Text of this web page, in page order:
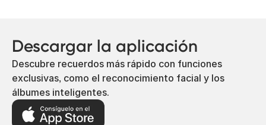
Descargar la aplicación
Descubre recuerdos más rápido con funciones
exclusivas, como el reconocimiento facial y los
álbumes inteligentes.